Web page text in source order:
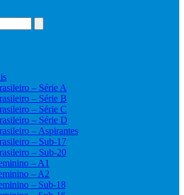
– Série A
– Série B
– Série C
– Série D
– Aspirantes
– Sub-17
– Sub-20
– A1
– A2
– Sub-18